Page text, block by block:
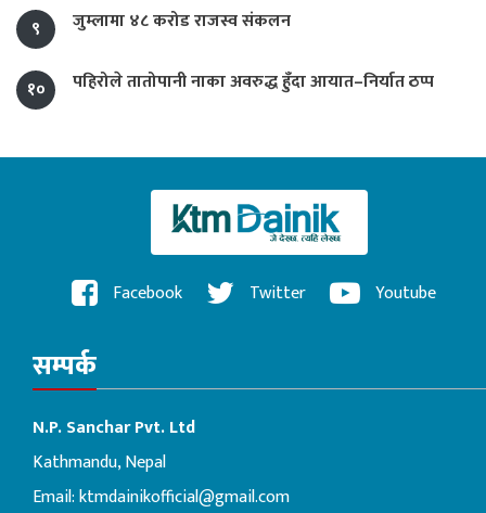
९ जुम्लामा ४८ करोड राजस्व संकलन
१० पहिरोले तातोपानी नाका अवरुद्ध हुँदा आयात–निर्यात ठप्प
Facebook Twitter Youtube
सम्पर्क
N.P. Sanchar Pvt. Ltd
Kathmandu, Nepal
Email:ktmdainikofficial@gmail.com